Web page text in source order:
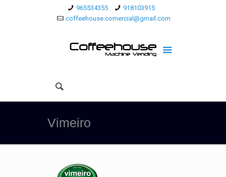
965534355
918103915
coffeehouse.comercial@gmail.com
Vimeiro